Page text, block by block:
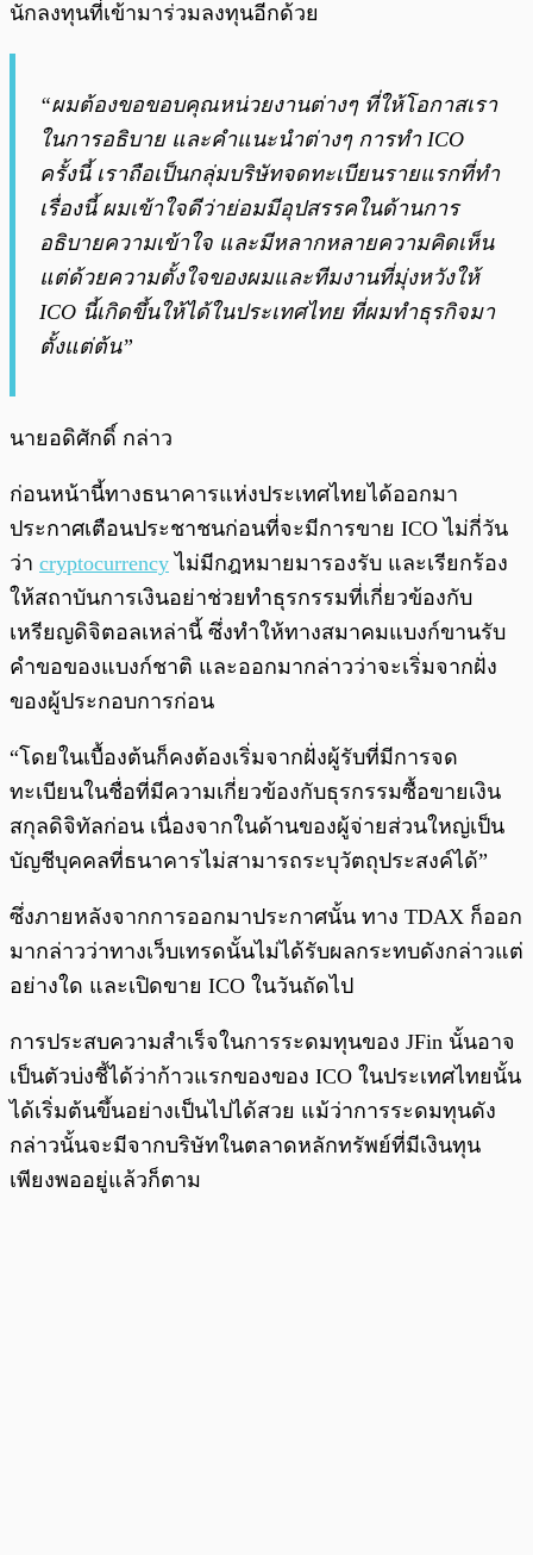
นักลงทุนที่เข้ามาร่วมลงทุนอีกด้วย
“ผมต้องขอขอบคุณหน่วยงานต่างๆ ที่ให้โอกาสเรา
ในการอธิบาย และคำแนะนำต่างๆ การทำ ICO
ครั้งนี้ เราถือเป็นกลุ่มบริษัทจดทะเบียนรายแรกที่ทำ
เรื่องนี้ ผมเข้าใจดีว่าย่อมมีอุปสรรคในด้านการ
อธิบายความเข้าใจ และมีหลากหลายความคิดเห็น
แต่ด้วยความตั้งใจของผมและทีมงานที่มุ่งหวังให้
ICO นี้เกิดขึ้นให้ได้ในประเทศไทย ที่ผมทำธุรกิจมา
ตั้งแต่ต้น”
นายอดิศักดิ์ กล่าว
ก่อนหน้านี้ทางธนาคารแห่งประเทศไทยได้ออกมา
ประกาศเตือนประชาชนก่อนที่จะมีการขาย ICO ไม่กี่วัน
ว่า cryptocurrency ไม่มีกฎหมายมารองรับ และเรียกร้อง
ให้สถาบันการเงินอย่าช่วยทำธุรกรรมที่เกี่ยวข้องกับ
เหรียญดิจิตอลเหล่านี้ ซึ่งทำให้ทางสมาคมแบงก์ขานรับ
คำขอของแบงก์ชาติ และออกมากล่าวว่าจะเริ่มจากฝั่ง
ของผู้ประกอบการก่อน
“โดยในเบื้องต้นก็คงต้องเริ่มจากฝั่งผู้รับที่มีการจด
ทะเบียนในชื่อที่มีความเกี่ยวข้องกับธุรกรรมซื้อขายเงิน
สกุลดิจิทัลก่อน เนื่องจากในด้านของผู้จ่ายส่วนใหญ่เป็น
บัญชีบุคคลที่ธนาคารไม่สามารถระบุวัตถุประสงค์ได้”
ซึ่งภายหลังจากการออกมาประกาศนั้น ทาง TDAX ก็ออก
มากล่าวว่าทางเว็บเทรดนั้นไม่ได้รับผลกระทบดังกล่าวแต่
อย่างใด และเปิดขาย ICO ในวันถัดไป
การประสบความสำเร็จในการระดมทุนของ JFin นั้นอาจ
เป็นตัวบ่งชี้ได้ว่าก้าวแรกของของ ICO ในประเทศไทยนั้น
ได้เริ่มต้นขึ้นอย่างเป็นไปได้สวย แม้ว่าการระดมทุนดัง
กล่าวนั้นจะมีจากบริษัทในตลาดหลักทรัพย์ที่มีเงินทุน
เพียงพออยู่แล้วก็ตาม